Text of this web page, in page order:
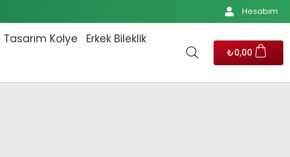
Hesabım
Tasarım Kolye
Erkek Bileklik
₺0,00